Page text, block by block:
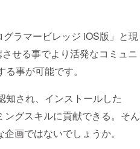
ラマービレッジ iOS版」と現
せる事でより活発なコミュニ
る事が可能です。
知され、インストールした
グスキルに貢献できる。そん
画ではないでしょうか。